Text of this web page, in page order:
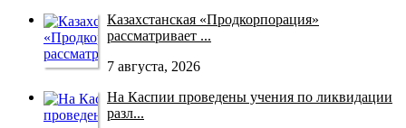
Казахстанская «Продкорпорация»
рассматривает ...
7 августа, 2026
На Каспии проведены учения по ликвидации
разл...